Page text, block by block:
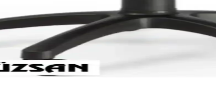
A4 125 Mikron Güvenilir ve Dayanıklı Kullanım
direnci ve parlaklık sağlayan dayanıklı, kolay kullanımlı ofis
ve Okul Kullanımı İçin Uygun
ve kullanım kolaylığıyla ofis ve okul ihtiyaçlarına ideal